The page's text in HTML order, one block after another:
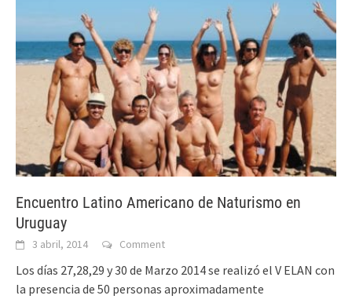
Encuentro Latino Americano de Naturismo en
Uruguay
3 abril, 2014 Comment
Los días 27,28,29 y 30 de Marzo 2014 se realizó el V ELAN con
la presencia de 50 personas aproximadamente